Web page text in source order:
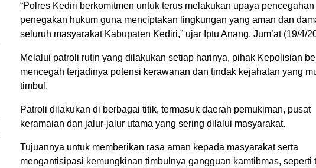
“Polres Kediri berkomitmen untuk terus melakukan upaya pencegahan
penegakan hukum guna menciptakan lingkungan yang aman dan
seluruh masyarakat Kabupaten Kediri,” ujar Iptu Anang, Jum’at (19/4/
Melalui patroli rutin yang dilakukan setiap harinya, pihak Kepolisian
mencegah terjadinya potensi kerawanan dan tindak kejahatan yang
timbul.
Patroli dilakukan di berbagai titik, termasuk daerah pemukiman, pusat
keramaian dan jalur-jalur utama yang sering dilalui masyarakat.
Tujuannya untuk memberikan rasa aman kepada masyarakat serta
mengantisipasi kemungkinan timbulnya gangguan kamtibmas, seperti